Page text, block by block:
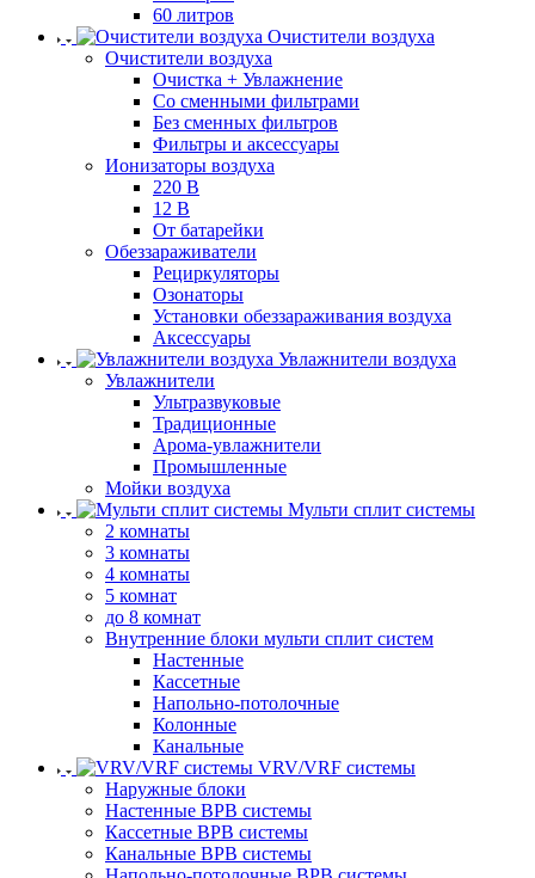
60 литров
Очистители воздуха
Очистители воздуха
Очистка + Увлажнение
Cо сменными фильтрами
Без сменных фильтров
Фильтры и аксессуары
Ионизаторы воздуха
220 В
12 В
От батарейки
Обеззараживатели
Рециркуляторы
Озонаторы
Установки обеззараживания воздуха
Аксессуары
Увлажнители воздуха
Увлажнители
Ультразвуковые
Традиционные
Арома-увлажнители
Промышленные
Мойки воздуха
Мульти сплит системы
2 комнаты
3 комнаты
4 комнаты
5 комнат
до 8 комнат
Внутренние блоки мульти сплит систем
Настенные
Кассетные
Напольно-потолочные
Колонные
Канальные
VRV/VRF системы
Наружные блоки
Настенные ВРВ системы
Кассетные ВРВ системы
Канальные ВРВ системы